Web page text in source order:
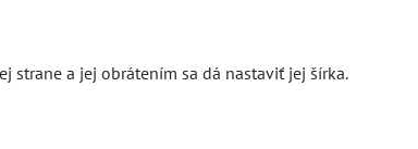
strane a jej obrátením sa dá nastaviť jej šírka.